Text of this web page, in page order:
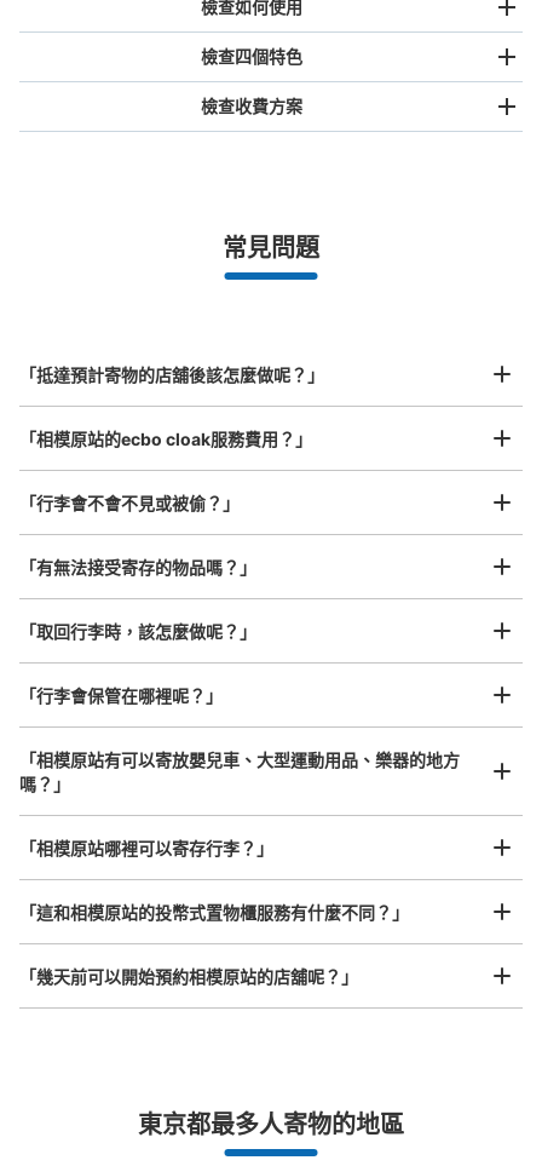
れもしやすいです。
可保管的行李數
大的
/ ¥700 中等的 : 12 ¥500 小的 4 /
¥400
付款方式
ICカード
查看此投幣式儲物櫃的位置
檢查如何使用
事先用手機預約
指定的日期和時間
工作人員拍完行李照片後
放下行李，愉快度過一整天！
檢查四個特色
全國有1,000家以上合作店鋪
我們與許多地點方便的車站內店舖以及24小時營業的店鋪合作。
任何尺寸的行李都OK
樂器、嬰兒車、腳踏車等，只要是1個人能搬運的行李尺寸就OK
發生行李破損、被偷等狀況時安心有保障
檢查收費方案
最長邊未滿45cm的行李（小型背包、手提包、手提行李
¥800/日
常見問題
「抵達預計寄物的店舖後該怎麼做呢？」
「相模原站的ecbo cloak服務費用？」
「行李會不會不見或被偷？」
「有無法接受寄存的物品嗎？」
「取回行李時，該怎麼做呢？」
「行李會保管在哪裡呢？」
「相模原站有可以寄放嬰兒車、大型運動用品、樂器的地方
嗎？」
「相模原站哪裡可以寄存行李？」
「這和相模原站的投幣式置物櫃服務有什麼不同？」
「幾天前可以開始預約相模原站的店舖呢？」
東京都最多人寄物的地區